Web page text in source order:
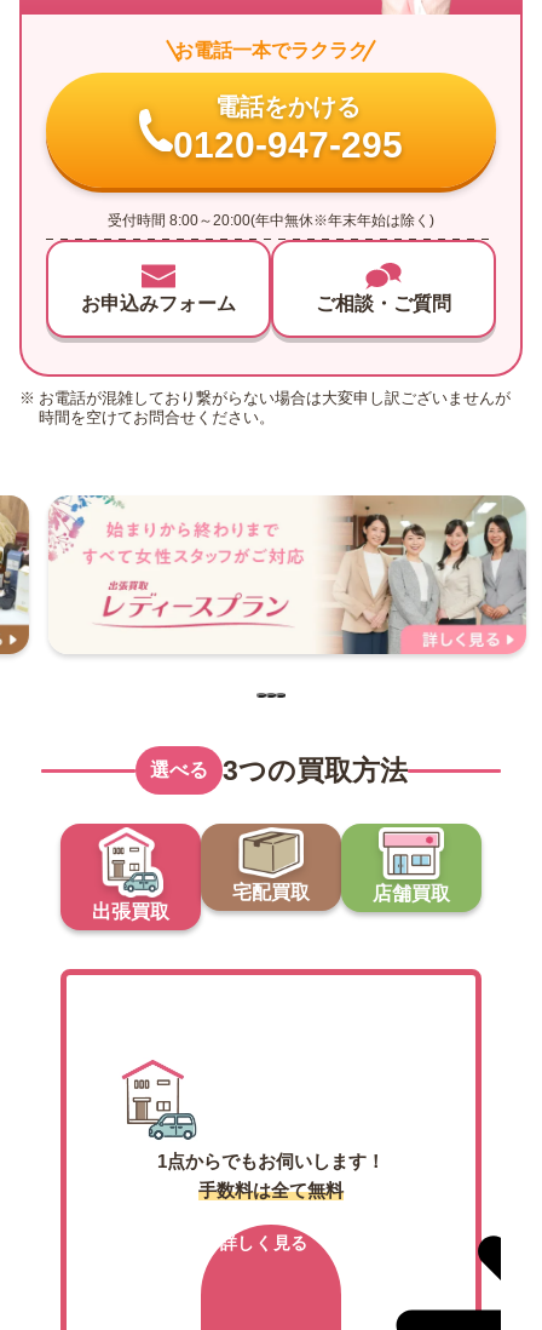
お電話一本でラクラク
電話をかける
0120-947-295
受付時間 8:00～20:00(年中無休※年末年始は除く)
お申込みフォーム ご相談・ご質問
お電話が混雑しており繋がらない場合は大変申し訳ございませんが
時間を空けてお問合せください。
選べる 3つの買取方法
出張買取
宅配買取 店舗買取
1点からでもお伺いします！
手数料は全て無料
詳しく見る